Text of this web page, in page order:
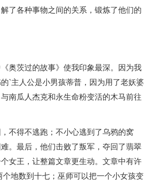
了各种事物之间的关系，锻炼了他们的
奥茨过的故事》使我印象最深。因为我
`主人公是小男孩蒂普，因为用了老妖婆
南瓜人杰克和永生命粉变活的木马前往
不得不逃跑；不小心逃到了乌鸦的窝
。最后，他们击败了叛军，夺回了翡翠
女王，让整篇文章更生动。文章中有许
地数到十七；巫师可以把一个小女孩变